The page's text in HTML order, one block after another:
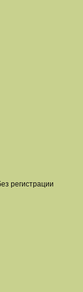
регистрации